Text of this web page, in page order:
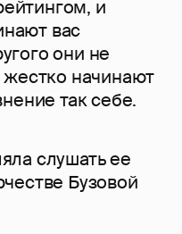
и
вас
они не
жестко начинают
так себе.
слушать ее
Бузовой